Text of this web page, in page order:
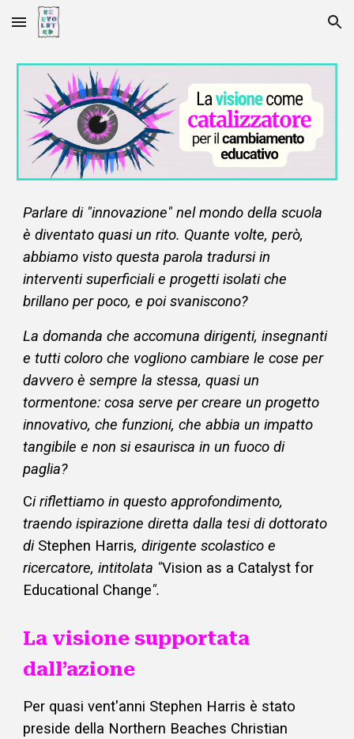
Skip to main content Skip to navigation
Parlare di "innovazione" nel mondo della scuola
è diventato quasi un rito. Quante volte, però,
abbiamo visto questa parola tradursi in
interventi superficiali e progetti isolati che
brillano per poco, e poi svaniscono?
La domanda che accomuna dirigenti, insegnanti
e tutti coloro che vogliono cambiare le cose per
davvero è sempre la stessa, quasi un
tormentone: cosa serve per creare un progetto
innovativo, che funzioni, che abbia un impatto
tangibile e non si esaurisca in un fuoco di
paglia?
Ci riflettiamo in questo approfondimento,
traendo ispirazione diretta dalla tesi di dottorato
di Stephen Harris, dirigente scolastico e
ricercatore, intitolata "Vision as a Catalyst for
Educational Change".
La visione supportata
dall’azione
Per quasi vent'anni Stephen Harris è stato
preside della Northern Beaches Christian